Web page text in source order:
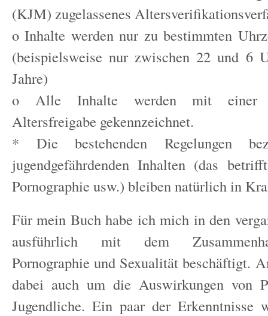
(KJM) zugelassenes
o Inhalte werden nur zu bestimmten
(beispielsweise nur zwischen 22 und 6
Jahre)
o Alle Inhalte werden mit einer
Altersfreigabe gekennzeichnet.
* Die bestehenden Regelungen
jugendgefährdenden Inhalten (das
Pornographie usw.) bleiben natürlich in
Für mein Buch habe ich mich in den
ausführlich mit dem
Pornographie und Sexualität beschäftigt.
dabei auch um die Auswirkungen von
Jugendliche. Ein paar der Erkenntnisse